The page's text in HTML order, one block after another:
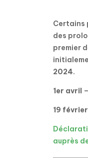
Certains
des
premier
2024.
1er avril
19 février
auprès